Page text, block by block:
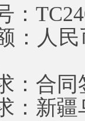
：
：人民
： 合同
： 新疆